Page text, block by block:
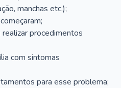
manchas etc.);
procedimentos
com sintomas
para esse problema;